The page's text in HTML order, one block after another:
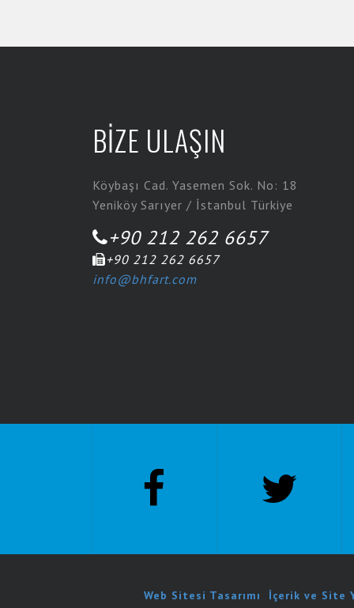
BİZE ULAŞIN
Köybaşı Cad. Yasemen Sok. No: 18
Yeniköy Sarıyer / İstanbul Türkiye
+90 212 262 6657
+90 212 262 6657
info@bhfart.com
Web Sitesi Tasarımı İçerik ve Site